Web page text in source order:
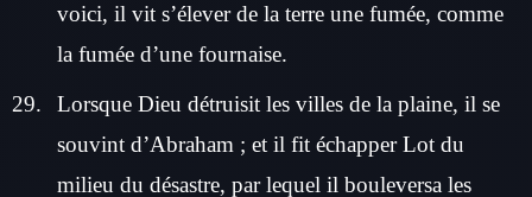
voici, il vit s’élever de la terre une fumée, comme
la fumée d’une fournaise.
Lorsque Dieu détruisit les villes de la plaine, il se
souvint d’Abraham ; et il fit échapper Lot du
milieu du désastre, par lequel il bouleversa les